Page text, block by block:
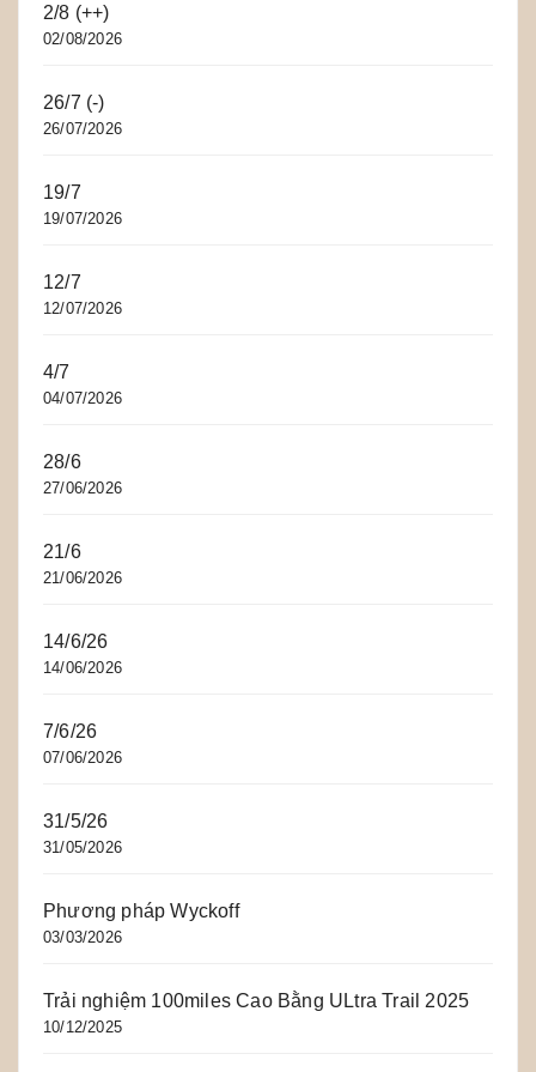
2/8 (++)
02/08/2026
26/7 (-)
26/07/2026
19/7
19/07/2026
12/7
12/07/2026
4/7
04/07/2026
28/6
27/06/2026
21/6
21/06/2026
14/6/26
14/06/2026
7/6/26
07/06/2026
31/5/26
31/05/2026
Phương pháp Wyckoff
03/03/2026
Trải nghiệm 100miles Cao Bằng ULtra Trail 2025
10/12/2025